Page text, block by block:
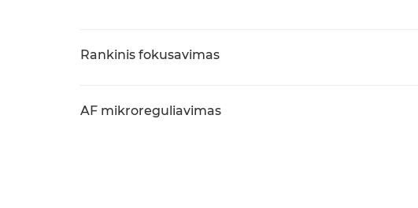
Rankinis fokusavimas
AF mikroreguliavimas